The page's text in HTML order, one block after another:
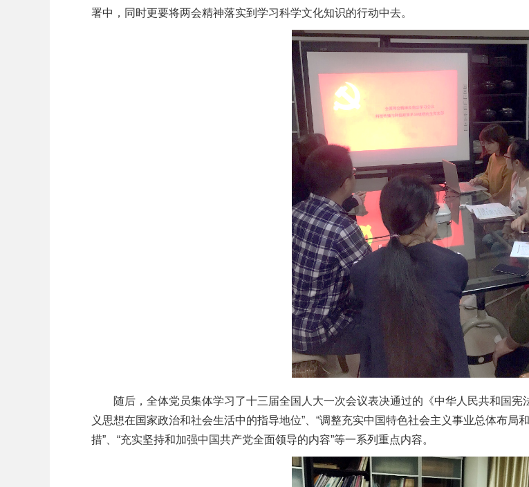
署中，同时更要将两会精神落实到学习科学文化知识的行动中去。
随后，全体党员集体学习了十三届全国人大一次会议表决通过的《中华人民共和国宪
义思想在国家政治和社会生活中的指导地位”、“调整充实中国特色社会主义事业总体布局
措”、“充实坚持和加强中国共产党全面领导的内容”等一系列重点内容。